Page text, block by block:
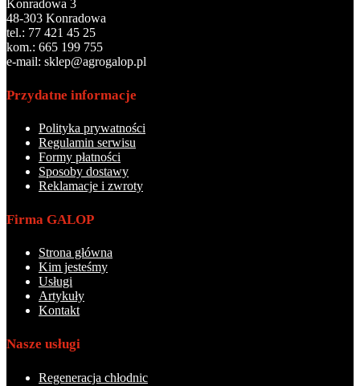
Konradowa 3
48-303 Konradowa
tel.: 77 421 45 25
kom.: 665 199 755
e-mail: sklep@agrogalop.pl
Przydatne informacje
Polityka prywatności
Regulamin serwisu
Formy płatności
Sposoby dostawy
Reklamacje i zwroty
Firma GALOP
Strona główna
Kim jesteśmy
Usługi
Artykuły
Kontakt
Nasze usługi
Regeneracja chłodnic